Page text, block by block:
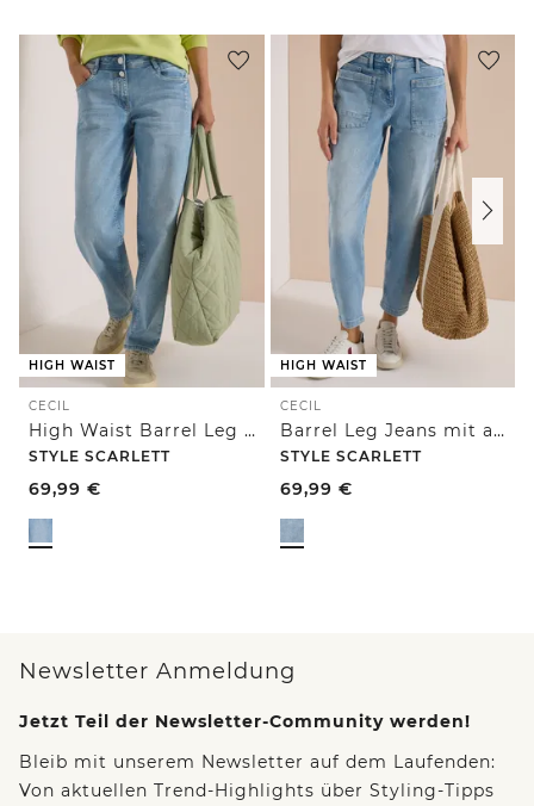
HIGH WAIST
CECIL
High Waist Barrel Leg Jeans im Loose Fit
STYLE SCARLETT
69,99 €
HIGH WAIST
CECIL
Barrel Leg Jeans mit aufgesetzten Taschen
STYLE SCARLETT
69,99 €
Newsletter Anmeldung
Jetzt Teil der Newsletter-Community werden!
Bleib mit unserem Newsletter auf dem Laufenden:
Von aktuellen Trend-Highlights über Styling-Tipps